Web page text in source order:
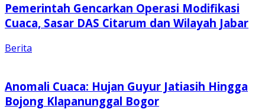
Pemerintah Gencarkan Operasi Modifikasi
Cuaca, Sasar DAS Citarum dan Wilayah Jabar
Berita
Anomali Cuaca: Hujan Guyur Jatiasih Hingga
Bojong Klapanunggal Bogor